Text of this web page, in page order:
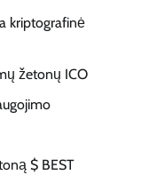
kriptografinė
žetonų ICO
$ BEST